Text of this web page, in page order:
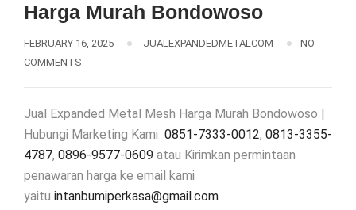
Harga Murah Bondowoso
FEBRUARY 16, 2025 JUALEXPANDEDMETALCOM
NO
COMMENTS
Jual Expanded Metal Mesh Harga Murah Bondowoso |
Hubungi Marketing Kami 0851-7333-0012, 0813-3355-
4787, 0896-9577-0609 atau Kirimkan permintaan
penawaran harga ke email kami
yaitu intanbumiperkasa@gmail.com